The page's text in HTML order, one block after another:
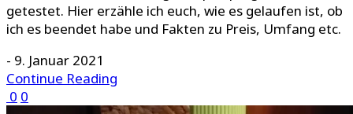
getestet. Hier erzähle ich euch, wie es gelaufen ist, ob
ich es beendet habe und Fakten zu Preis, Umfang etc.
- 9. Januar 2021
Continue Reading
0 0